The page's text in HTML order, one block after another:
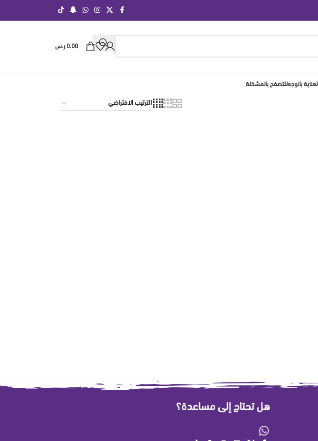
0.00 ر.س
العناية بالوجهللتصفح بالمشكلة
هل تحتاج إلى مساعدة؟